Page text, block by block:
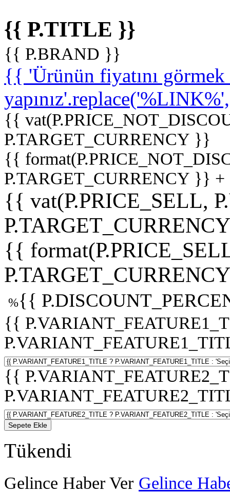
{{ P.TITLE }}
{{ P.BRAND }}
{{ 'Ürünün fiyatını
{{
P.TARGET_CURRENCY }}
{{
P.TARGET_CURRENCY }}
{{ vat(P.PRICE_SELL,
{{
%{{
{{
{{
Sepete Ekle
Tükendi
Gelince Haber Ver Gelince